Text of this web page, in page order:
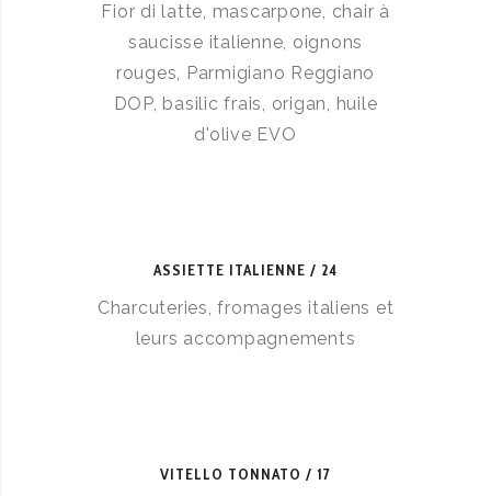
Fior di latte, mascarpone, chair à
saucisse italienne, oignons
rouges, Parmigiano Reggiano
DOP, basilic frais, origan, huile
d'olive EVO
ASSIETTE ITALIENNE 24
Charcuteries, fromages italiens et
leurs accompagnements
VITELLO TONNATO 17